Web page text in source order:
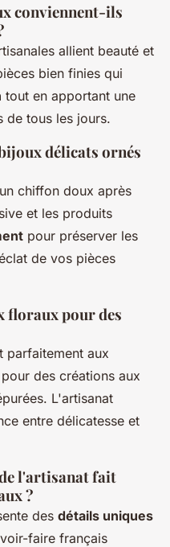
conviennent-ils
allient beauté et
bien finies qui
tout en apportant une
de tous les jours.
délicats ornés
chiffon doux après
et les produits
pour préserver les
de vos pièces
floraux pour des
parfaitement aux
des créations aux
L'artisanat
entre délicatesse et
l'artisanat fait
?
des détails uniques
faire français